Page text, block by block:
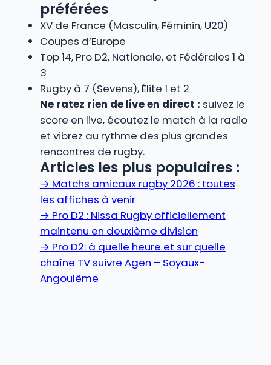
préférées
XV de France (Masculin, Féminin, U20)
Coupes d’Europe
Top 14, Pro D2, Nationale, et Fédérales 1 à
3
Rugby à 7 (Sevens), Élite 1 et 2
Ne ratez rien de live en direct : suivez le
score en live, écoutez le match à la radio
et vibrez au rythme des plus grandes
rencontres de rugby.
Articles les plus populaires :
→ Matchs amicaux rugby 2026 : toutes
les affiches à venir
→ Pro D2 : Nissa Rugby officiellement
maintenu en deuxième division
→ Pro D2: à quelle heure et sur quelle
chaîne TV suivre Agen – Soyaux-
Angoulême